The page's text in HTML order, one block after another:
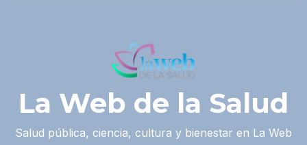
La Web de la Salud
Salud pública, ciencia, cultura y bienestar en La Web